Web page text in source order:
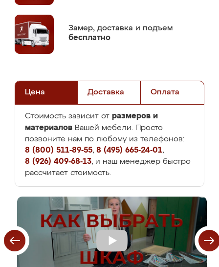
Замер, доставка и подъем
бесплатно
Цена Доставка Оплата
Стоимость зависит от размеров и
материалов Вашей мебели. Просто
позвоните нам по любому из телефонов:
8 (800) 511-89-55, 8 (495) 665-24-01,
8 (926) 409-68-13, и наш менеджер быстро
рассчитает стоимость.